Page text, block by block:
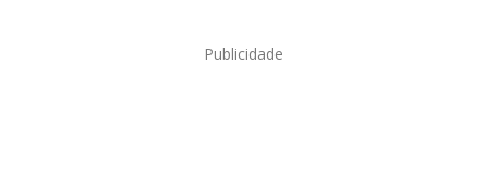
Publicidade